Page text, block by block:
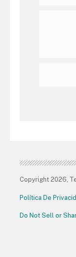
Copyright 2026,
Política De
Do Not Sell or